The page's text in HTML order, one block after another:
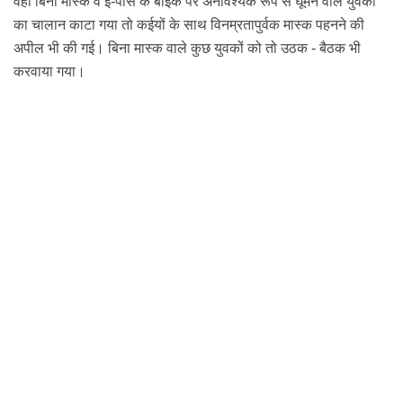
का चालान काटा गया तो कईयों के साथ विनम्रतापुर्वक मास्क पहनने की
अपील भी की गई। बिना मास्क वाले कुछ युवकों को तो उठक - बैठक भी
करवाया गया।